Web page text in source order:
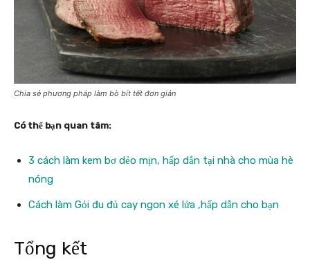
Chia sẻ phương pháp làm bò bít tết đơn giản
Có thể bạn quan tâm:
3 cách làm kem bơ dẻo mịn, hấp dẫn tại nhà cho mùa hè
nóng
Cách làm Gỏi đu đủ cay ngon xé lửa ,hấp dẫn cho bạn
Tổng kết